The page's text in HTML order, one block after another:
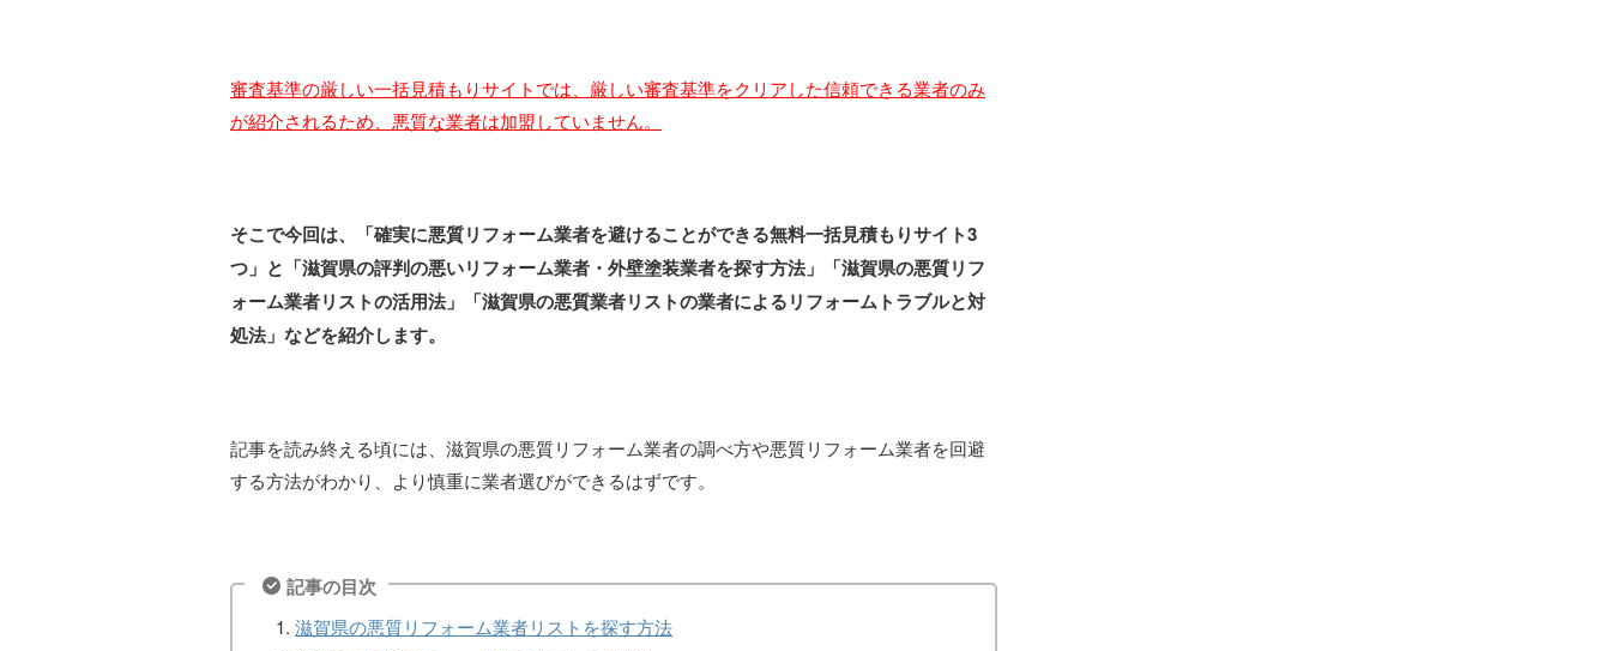
審査基準の厳しい一括見積もりサイトでは、厳しい審査基準をクリアした信頼できる業者のみ
が紹介されるため、悪質な業者は加盟していません。
そこで今回は、「確実に悪質リフォーム業者を避けることができる無料一括見積もりサイト3
つ」と「滋賀県の評判の悪いリフォーム業者・外壁塗装業者を探す方法」「滋賀県の悪質リフ
ォーム業者リストの活用法」「滋賀県の悪質業者リストの業者によるリフォームトラブルと対
処法」などを紹介します。
記事を読み終える頃には、滋賀県の悪質リフォーム業者の調べ方や悪質リフォーム業者を回避
する方法がわかり、より慎重に業者選びができるはずです。
記事の目次
滋賀県の悪質リフォーム業者リストを探す方法